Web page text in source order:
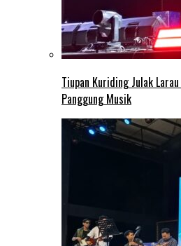
Tiupan Kuriding Julak
Panggung Musik